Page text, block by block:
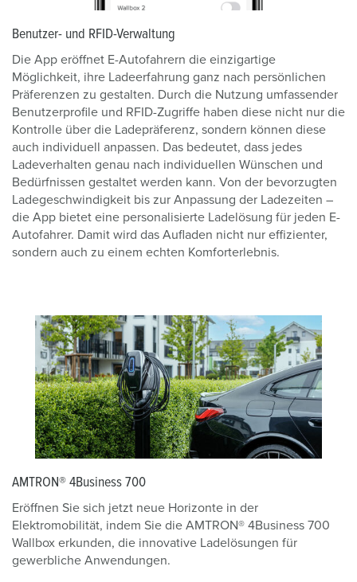
Benutzer- und RFID-Verwaltung
Die App eröffnet E-Autofahrern die einzigartige
Möglichkeit, ihre Ladeerfahrung ganz nach persönlichen
Präferenzen zu gestalten. Durch die Nutzung umfassender
Benutzerprofile und RFID-Zugriffe haben diese nicht nur die
Kontrolle über die Ladepräferenz, sondern können diese
auch individuell anpassen. Das bedeutet, dass jedes
Ladeverhalten genau nach individuellen Wünschen und
Bedürfnissen gestaltet werden kann. Von der bevorzugten
Ladegeschwindigkeit bis zur Anpassung der Ladezeiten –
die App bietet eine personalisierte Ladelösung für jeden E-
Autofahrer. Damit wird das Aufladen nicht nur effizienter,
sondern auch zu einem echten Komforterlebnis.
AMTRON® 4Business 700
Eröffnen Sie sich jetzt neue Horizonte in der
Elektromobilität, indem Sie die AMTRON® 4Business 700
Wallbox erkunden, die innovative Ladelösungen für
gewerbliche Anwendungen.